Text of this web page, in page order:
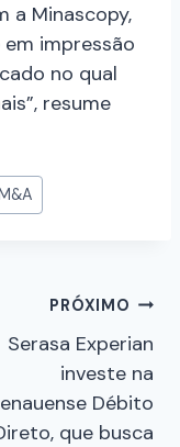
a Minascopy,
impressão
no qual
resume
PRÓXIMO
Serasa Experian
investe na
Débito
que busca